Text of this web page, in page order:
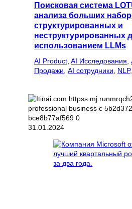
Поисковая система
анализа больших
структурированных и
неструктурированных
использованием LLMs
AI Product AI Исследования
Продажи AI сотрудники NLP,
31.01.2024